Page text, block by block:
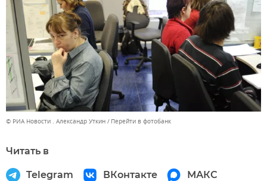
© РИА Новости . Александр Уткин Перейти в фотобанк
Читать в
Telegram ВКонтакте МАКС